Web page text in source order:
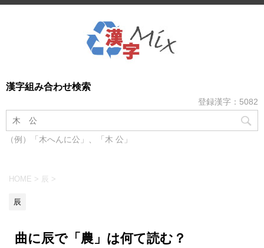
漢字組み合わせ検索
登録漢字：5082
（例）「木へんに公」、「木 公」
HOME > 辰 >
辰
曲に辰で「農」は何て読む？